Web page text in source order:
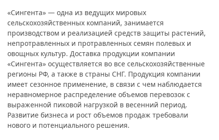
«Сингента» — одна из ведущих мировых
сельскохозяйственных компаний, занимается
производством и реализацией средств защиты растений,
непротравленных и протравленных семян полевых и
овощных культур. Доставка продукции компании
«Сингента» осуществляется во все сельскохозяйственные
регионы РФ, а также в страны СНГ. Продукция компании
имеет сезонное применение, в связи с чем наблюдается
неравномерное распределение объемов перевозок с
выраженной пиковой нагрузкой в весенний период.
Развитие бизнеса и рост объемов продаж требовали
нового и потенциального решения.